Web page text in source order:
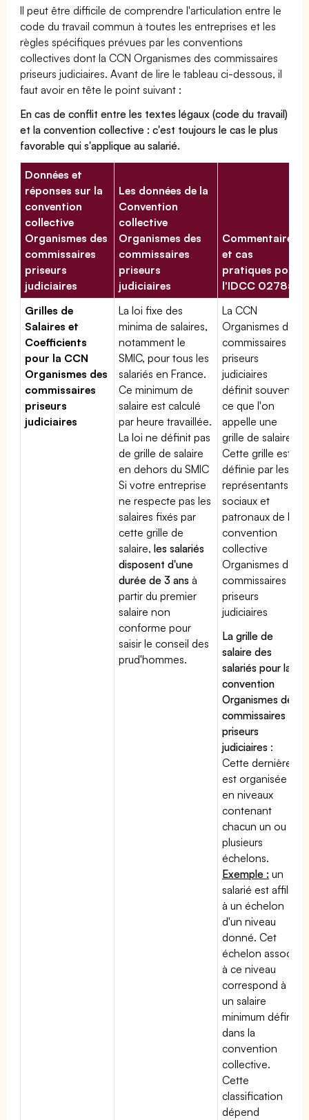
Il peut être difficile de comprendre l'articulation entre le
code du travail commun à toutes les entreprises et les
règles spécifiques prévues par les conventions
collectives dont la CCN Organismes des commissaires
priseurs judiciaires. Avant de lire le tableau ci-dessous, il
faut avoir en tête le point suivant :
En cas de conflit entre les textes légaux (code du travail)
et la convention collective : c'est toujours le cas le plus
favorable qui s'applique au salarié.
Données et
réponses sur la
convention
collective
Organismes des
commissaires
priseurs
judiciaires
Les données de la
Convention
collective
Organismes des
commissaires
priseurs
judiciaires
Commentaires
et cas
pratiques pour
l'IDCC 02785
Grilles de
Salaires et
Coefficients
pour la CCN
Organismes des
commissaires
priseurs
judiciaires
La loi fixe des
minima de salaires,
notamment le
SMIC, pour tous les
salariés en France.
Ce minimum de
salaire est calculé
par heure travaillée.
La loi ne définit pas
de grille de salaire
en dehors du SMIC
Si votre entreprise
ne respecte pas les
salaires fixés par
cette grille de
salaire,les salariés
disposent d'une
durée de 3 ans à
partir du premier
salaire non
conforme pour
saisir le conseil des
prud'hommes.
La CCN
Organismes des
commissaires
priseurs
judiciaires
définit souvent
ce que l'on
appelle une
grille de salaires.
Cette grille est
définie par les
représentants
sociaux et
patronaux de la
convention
collective
Organismes des
commissaires
priseurs
judiciaires
La grille de
salaire des
salariés pour la
convention
Organismes des
commissaires
priseurs
judiciaires :
Cette dernière
est organisée
en niveaux
contenant
chacun un ou
plusieurs
échelons.
Exemple : un
salarié est affilié
à un échelon
d'un niveau
donné. Cet
échelon associé
à ce niveau
correspond à
un salaire
minimum défini
dans la
convention
collective.
Cette
classification
dépend